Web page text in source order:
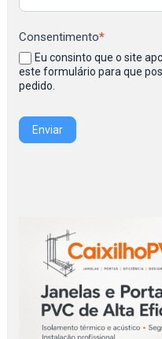
Consentimento*
Eu consinto que o site
este formulário para que
pedido.
Enviar